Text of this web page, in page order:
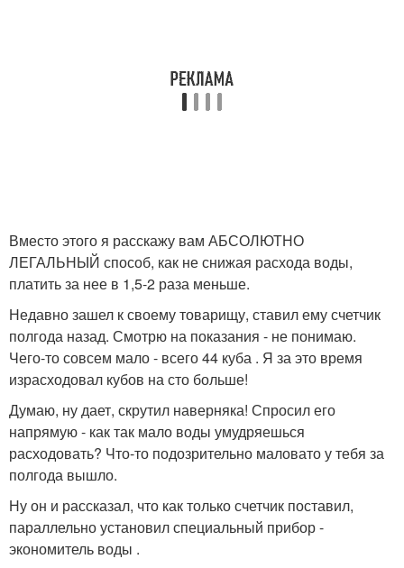
Вместо этого я расскажу вам АБСОЛЮТНО
ЛЕГАЛЬНЫЙ способ, как не снижая расхода воды,
платить за нее в 1,5-2 раза меньше.
Недавно зашел к своему товарищу, ставил ему счетчик
полгода назад. Смотрю на показания - не понимаю.
Чего-то совсем мало - всего 44 куба . Я за это время
израсходовал кубов на сто больше!
Думаю, ну дает, скрутил наверняка! Спросил его
напрямую - как так мало воды умудряешься
расходовать? Что-то подозрительно маловато у тебя за
полгода вышло.
Ну он и рассказал, что как только счетчик поставил,
параллельно установил специальный прибор -
экономитель воды .